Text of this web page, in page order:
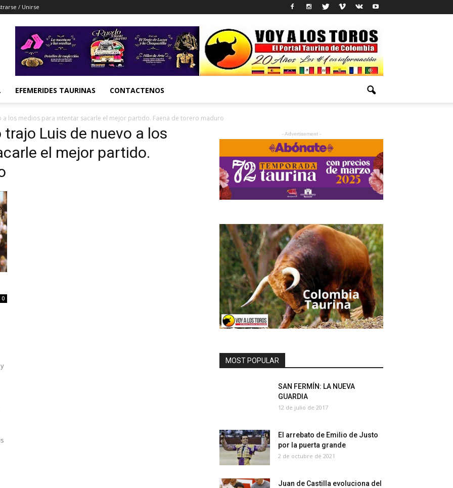
/ Unirse
EFEMERIDES TAURINAS CONTACTENOS
a los medios para intentar sacarle el mejor partido. Faena de torero maduro
Luis de nuevo a los
el mejor partido.
0
- Advertisement -
MOST POPULAR
SAN FERMÍN: LA NUEVA
GUARDIA
12 de julio de 2017
El arrebato de Emilio de Justo
por la puerta grande
2 de octubre de 2021
Juan de Castilla evoluciona del